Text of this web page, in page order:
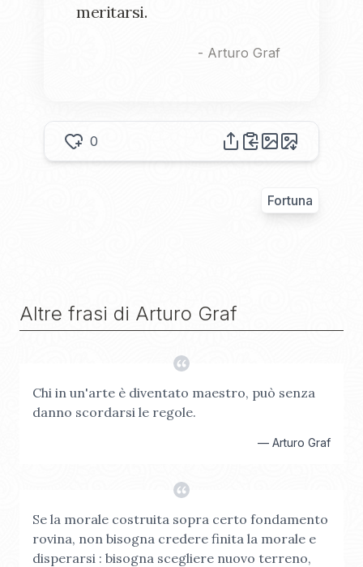
meritarsi.
- Arturo Graf
0
Fortuna
Altre frasi di Arturo Graf
Chi in un'arte è diventato maestro, può senza
danno scordarsi le regole.
— Arturo Graf
Se la morale costruita sopra certo fondamento
rovina, non bisogna credere finita la morale e
disperarsi : bisogna scegliere nuovo terreno,